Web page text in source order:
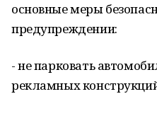
основные меры
предупреждении:
- не парковать
рекламных